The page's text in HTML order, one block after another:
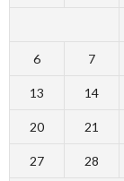
6 7
13 14
20 21
27 28